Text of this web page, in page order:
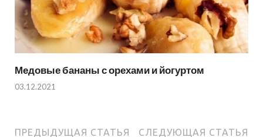
Медовые бананы с орехами и йогуртом
03.12.2021
ПРЕДЫДУЩАЯ СТАТЬЯ СЛЕДУЮЩАЯ СТАТЬЯ